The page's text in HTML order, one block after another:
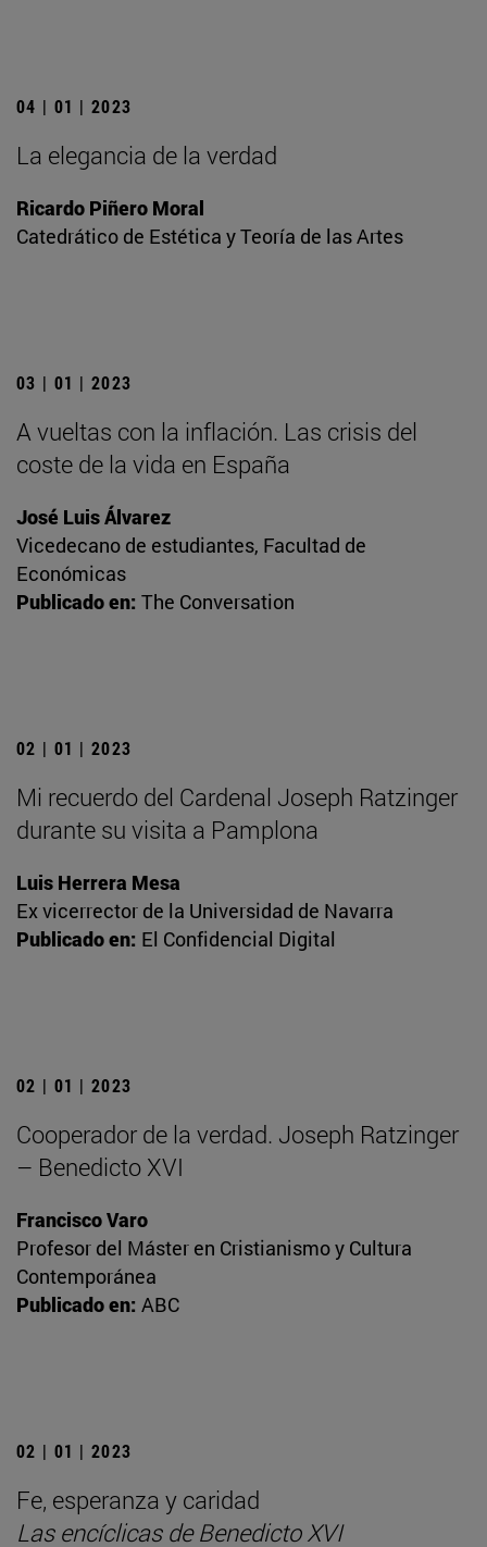
04 | 01 | 2023
La elegancia de la verdad
Ricardo Piñero Moral
Catedrático de Estética y Teoría de las Artes
03 | 01 | 2023
A vueltas con la inflación. Las crisis del
coste de la vida en España
José Luis Álvarez
Vicedecano de estudiantes, Facultad de
Económicas
Publicado en: The Conversation
02 | 01 | 2023
Mi recuerdo del Cardenal Joseph Ratzinger
durante su visita a Pamplona
Luis Herrera Mesa
Ex vicerrector de la Universidad de Navarra
Publicado en: El Confidencial Digital
02 | 01 | 2023
Cooperador de la verdad. Joseph Ratzinger
– Benedicto XVI
Francisco Varo
Profesor del Máster en Cristianismo y Cultura
Contemporánea
Publicado en: ABC
02 | 01 | 2023
Fe, esperanza y caridad
Las encíclicas de Benedicto XVI